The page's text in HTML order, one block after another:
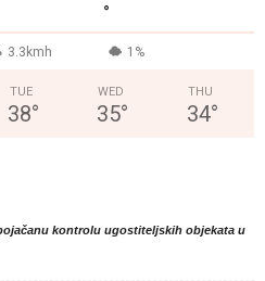
°
3.3kmh 1%
TUE
38°
WED
35°
THU
34°
kontrolu ugostiteljskih objekata u